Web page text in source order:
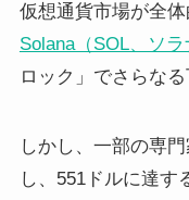
仮想通貨市場が全体
Solana（SOL、ソラ
ロック」でさらな
しかし、一部の専
し、551ドルに達す